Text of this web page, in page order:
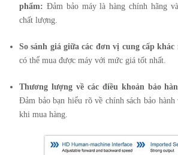
phẩm: Đảm bảo máy là hàng chính hãng
chất lượng.
So sánh giá giữa các đơn vị cung cấp khác
có thể mua được máy với mức giá tốt nhất.
Thương lượng về các điều khoản bảo
Đảm bảo bạn hiểu rõ về chính sách bảo
khi mua hàng.